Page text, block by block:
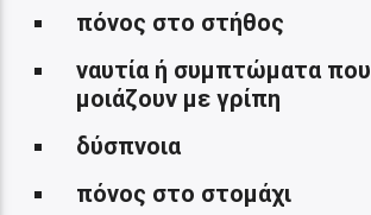
πόνος στο στήθος
ναυτία ή συμπτώματα που
μοιάζουν με γρίπη
δύσπνοια
πόνος στο στομάχι